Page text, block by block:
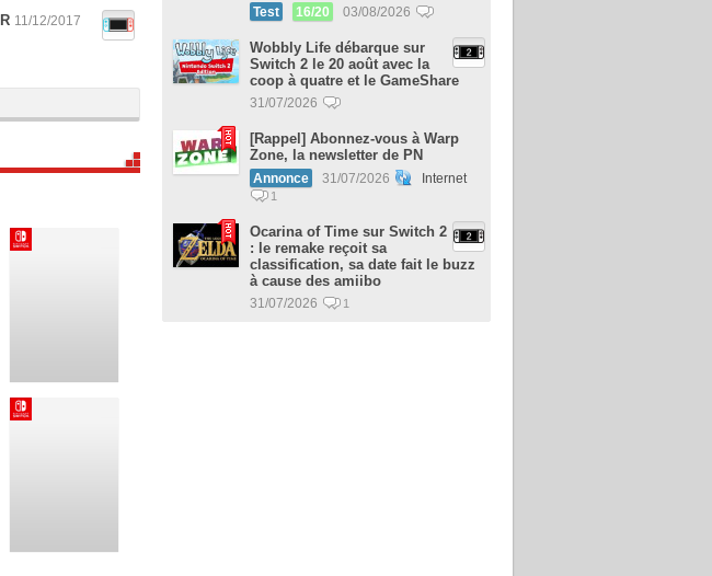
11/12/2017
Test 16/20 03/08/2026
Wobbly Life débarque sur
Switch 2 le 20 août avec la
coop à quatre et le GameShare
31/07/2026
[Rappel] Abonnez-vous à Warp
Zone, la newsletter de PN
Annonce 31/07/2026 Internet
1
Ocarina of Time sur Switch 2
: le remake reçoit sa
classification, sa date fait le buzz
à cause des amiibo
31/07/2026 1